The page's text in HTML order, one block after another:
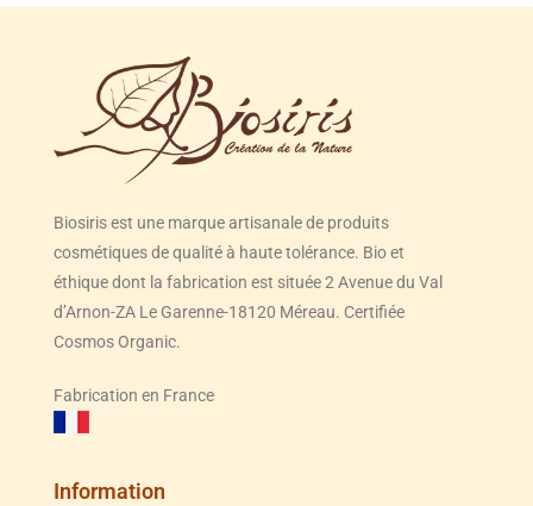
Biosiris est une marque artisanale de produits
cosmétiques de qualité à haute tolérance. Bio et
éthique dont la fabrication est située 2 Avenue du Val
d’Arnon-ZA Le Garenne-18120 Méreau. Certifiée
Cosmos Organic.
Fabrication en France
Information